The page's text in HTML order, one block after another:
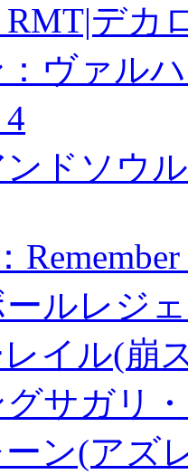
デカ
ヴァル
ドソウ
ールレジ
イル(崩
サガリ
ン(アズ